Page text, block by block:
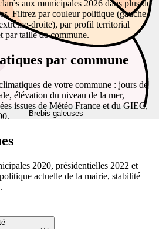
Brebis galeuses
aux municipales 2026 dans plus de
Filtrez par couleur politique (gauche,
droite), par profil territorial
par taille de commune.
par commune
de votre commune : jours de
élévation du niveau de la mer,
issues de Météo France et du GIEC,
2020, présidentielles 2022 et
actuelle de la mairie, stabilité